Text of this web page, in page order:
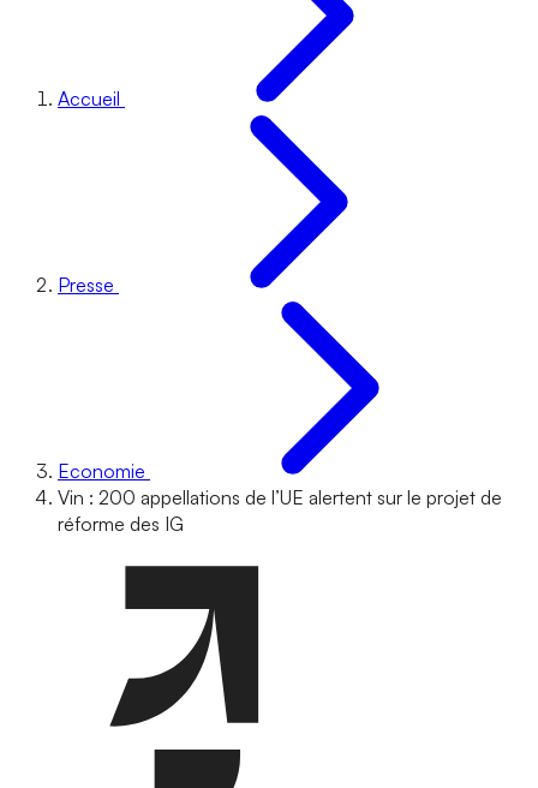
Accueil
Presse
Economie
Vin : 200 appellations de l’UE alertent sur le projet de
réforme des IG